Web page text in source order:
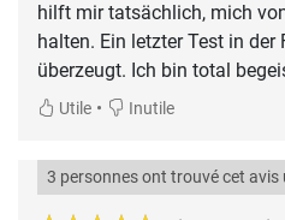
hilft mir tatsächlich, mich
halten. Ein letzter Test in
überzeugt. Ich bin total
Utile • Inutile
3 personnes ont trouvé cet avis